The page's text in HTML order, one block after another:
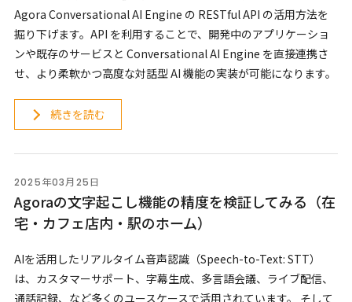
Agora Conversational AI Engine の RESTful API の活用方法を
掘り下げます。API を利用することで、開発中のアプリケーショ
ンや既存のサービスと Conversational AI Engine を直接連携さ
せ、より柔軟かつ高度な対話型 AI 機能の実装が可能になります。
続きを読む
2025年03月25日
Agoraの文字起こし機能の精度を検証してみる（在
宅・カフェ店内・駅のホーム）
AIを活用したリアルタイム音声認識（Speech-to-Text: STT）
は、カスタマーサポート、字幕生成、多言語会議、ライブ配信、
通話記録、など多くのユースケースで活用されています。 そして